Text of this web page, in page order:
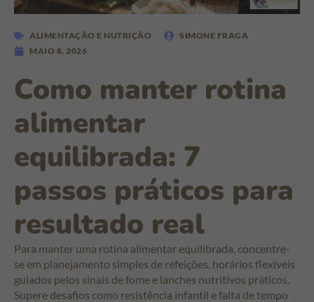
ALIMENTAÇÃO E NUTRIÇÃO
SIMONE FRAGA
MAIO 8, 2026
Como manter rotina
alimentar
equilibrada: 7
passos práticos para
resultado real
Para manter uma rotina alimentar equilibrada, concentre-
se em planejamento simples de refeições, horários flexíveis
guiados pelos sinais de fome e lanches nutritivos práticos.
Supere desafios como resistência infantil e falta de tempo